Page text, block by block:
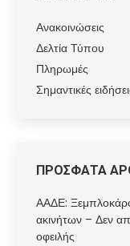
Ανακοινώσεις
Δελτία Τύπου
Πληρωμές
Σημαντικές
ΠΡΟΣΦΑΤΑ
ΑΑΔΕ:
ακινήτων – Δεν
οφειλής